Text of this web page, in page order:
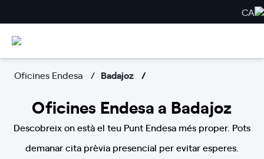
CA
Oficines Endesa Badajoz
Oficines Endesa a Badajoz
Descobreix on està el teu Punt Endesa més proper. Pots
demanar cita prèvia presencial per evitar esperes.